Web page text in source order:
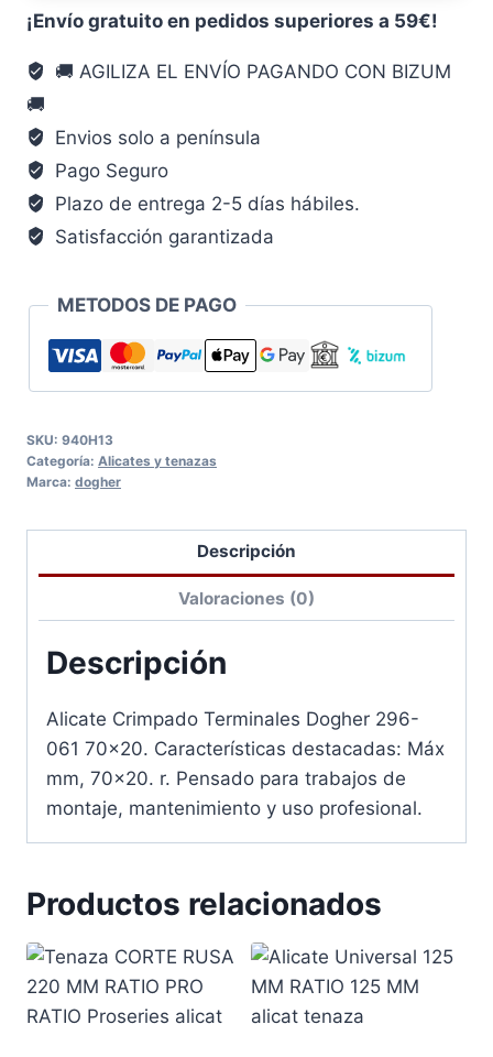
tenaza
¡Envío gratuito en pedidos superiores a 59€!
🚚 AGILIZA EL ENVÍO PAGANDO CON BIZUM
🚚
Envios solo a península
Pago Seguro
Plazo de entrega 2-5 días hábiles.
Satisfacción garantizada
METODOS DE PAGO
SKU: 940H13
Categoría: Alicates y tenazas
Marca: dogher
Descripción
Valoraciones (0)
Descripción
Alicate Crimpado Terminales Dogher 296-
061 70×20. Características destacadas: Máx
mm, 70×20. r. Pensado para trabajos de
montaje, mantenimiento y uso profesional.
Productos relacionados